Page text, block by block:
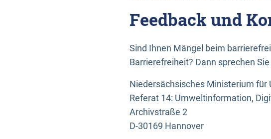
Feedback und
Sind Ihnen Mängel beim
Barrierefreiheit? Dann sprechen
Niedersächsisches Ministerium für
Referat 14: Umweltinformation,
Archivstraße 2
D-30169 Hannover